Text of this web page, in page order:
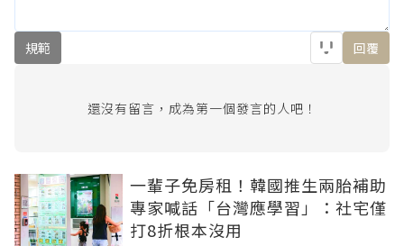
規範 回覆
還沒有留言，成為第一個發言的人吧！
一輩子免房租！韓國推生兩胎補助
專家喊話「台灣應學習」：社宅僅
打8折根本沒用